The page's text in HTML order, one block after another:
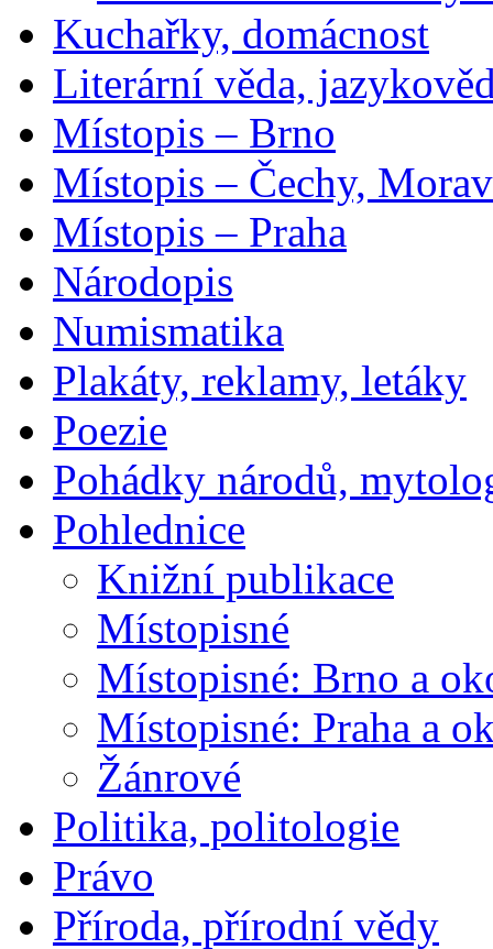
Kuchařky, domácnost
Literární věda,
Místopis – Brno
Místopis – Čechy,
Místopis – Praha
Národopis
Numismatika
Plakáty, reklamy, letáky
Poezie
Pohádky národů,
Pohlednice
Knižní publikace
Místopisné
Místopisné: Brno a
Místopisné: Praha a
Žánrové
Politika, politologie
Právo
Příroda, přírodní vědy